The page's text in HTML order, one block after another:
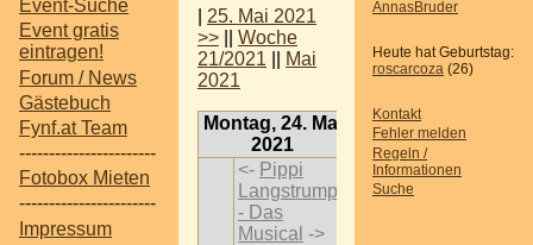
Event-Suche
Event gratis
eintragen!
Forum / News
Gästebuch
Fynf.at Team
-----------------------
Fotobox Mieten
-----------------------
Impressum
AnnasBruder
Heute hat Geburtstag:
roscarcoza (26)
Kontakt
Fehler melden
Regeln /
Informationen
Suche
25. Mai 2021
>>
Woche
21/2021
Mai
2021
Montag, 24. Mai
2021
<- Pippi
Langstrumpf
- Das
Musical ->